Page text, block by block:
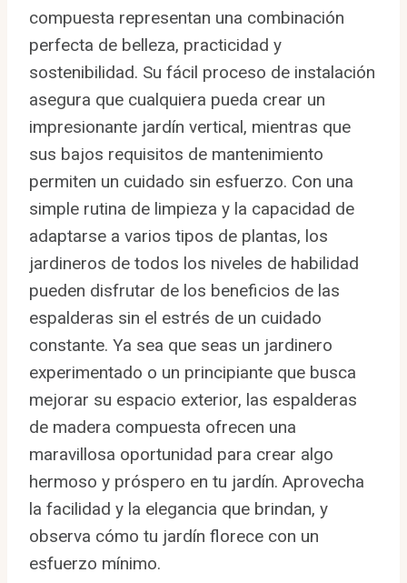
compuesta representan una combinación
perfecta de belleza, practicidad y
sostenibilidad. Su fácil proceso de instalación
asegura que cualquiera pueda crear un
impresionante jardín vertical, mientras que
sus bajos requisitos de mantenimiento
permiten un cuidado sin esfuerzo. Con una
simple rutina de limpieza y la capacidad de
adaptarse a varios tipos de plantas, los
jardineros de todos los niveles de habilidad
pueden disfrutar de los beneficios de las
espalderas sin el estrés de un cuidado
constante. Ya sea que seas un jardinero
experimentado o un principiante que busca
mejorar su espacio exterior, las espalderas
de madera compuesta ofrecen una
maravillosa oportunidad para crear algo
hermoso y próspero en tu jardín. Aprovecha
la facilidad y la elegancia que brindan, y
observa cómo tu jardín florece con un
esfuerzo mínimo.